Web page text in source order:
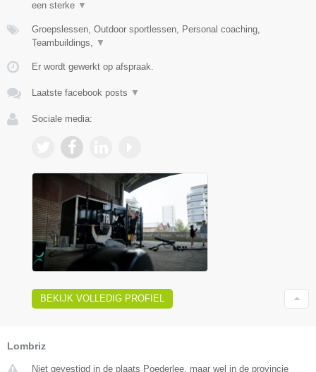
een sterke ▼
Groepslessen, Outdoor sportlessen, Personal coaching,
Teambuildings,
▼
Er wordt gewerkt op afspraak.
Laatste facebook posts ▼
Sociale media:
BEKIJK VOLLEDIG PROFIEL
Lombriz
Niet gevestigd in de plaats Poederlee, maar wel in de provincie